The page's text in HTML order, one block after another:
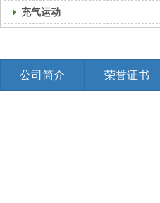
充气运动
公司简介 荣誉证书